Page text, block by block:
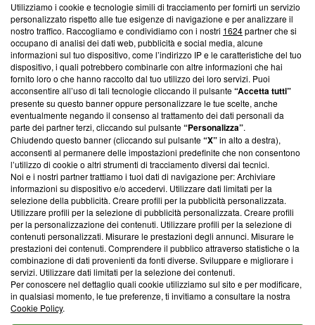
Questa sezione offre informazioni trasparenti su Blasting
News, sui nostri processi editoriali e su come ci impegniamo a
creare news di qualità. Inoltre, afferma la nostra aderenza a
‘Trust Project - News with Integrity’Blasting News non è
ancora membro del programma, ma ha richiesto di farne
parte; Trust Project non ha ancora effettuato una verifica di
conformità agli standard.
Su di noi
Team editoriale
Corporate
Redazione
Informativa Privacy
Cookie Policy
Blasting SA, IDI CHE-247.845.224, Via Carlo Frasca, 3 - 6900
Lugano (Svizzera) Tel:+39 0690258937
© 2026 Blasting News
Utilizziamo i cookie e tecnologie simili di tracciamento per fornirti un servizio
personalizzato rispetto alle tue esigenze di navigazione e per analizzare il
nostro traffico. Raccogliamo e condividiamo con i nostri 1624partner che si
occupano di analisi dei dati web, pubblicità e social media, alcune
informazioni sul tuo dispositivo, come l’indirizzo IP e le caratteristiche del tuo
dispositivo, i quali potrebbero combinarle con altre informazioni che hai
fornito loro o che hanno raccolto dal tuo utilizzo dei loro servizi. Puoi
acconsentire all’uso di tali tecnologie cliccando il pulsante“Accetta tutti”
presente su questo banner oppure personalizzare le tue scelte, anche
eventualmente negando il consenso al trattamento dei dati personali da
parte dei partner terzi, cliccando sul pulsante“Personalizza”.
Chiudendo questo banner (cliccando sul pulsante“X”in alto a destra),
acconsenti al permanere delle impostazioni predefinite che non consentono
l’utilizzo di cookie o altri strumenti di tracciamento diversi dai tecnici.
Noi e i nostri partner trattiamo i tuoi dati di navigazione per: Archiviare
informazioni su dispositivo e/o accedervi. Utilizzare dati limitati per la
selezione della pubblicità. Creare profili per la pubblicità personalizzata.
Utilizzare profili per la selezione di pubblicità personalizzata. Creare profili
per la personalizzazione dei contenuti. Utilizzare profili per la selezione di
contenuti personalizzati. Misurare le prestazioni degli annunci. Misurare le
prestazioni dei contenuti. Comprendere il pubblico attraverso statistiche o la
combinazione di dati provenienti da fonti diverse. Sviluppare e migliorare i
servizi. Utilizzare dati limitati per la selezione dei contenuti.
Per conoscere nel dettaglio quali cookie utilizziamo sul sito e per modificare,
in qualsiasi momento, le tue preferenze, ti invitiamo a consultare la nostra
Cookie Policy.